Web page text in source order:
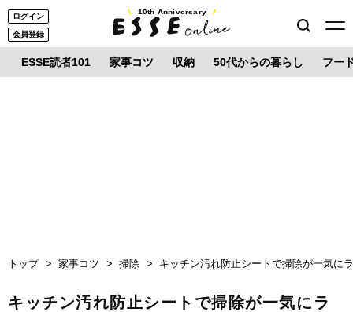
ログイン
会員登録
10th Anniversary
ESSE読者101 家事コツ 収納 50代からの暮らし フー
トップ 家事コツ 掃除 キッチン汚れ防止シートで掃除が一気に
キッチン汚れ防止シートで掃除が一気にラ